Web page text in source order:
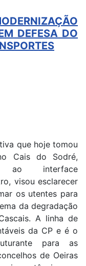
DEFESA DO
que hoje tomou
Cais do Sodré,
ao interface
visou esclarecer
os utentes para
da degradação
A linha de
da CP e é o
para as
de Oeiras